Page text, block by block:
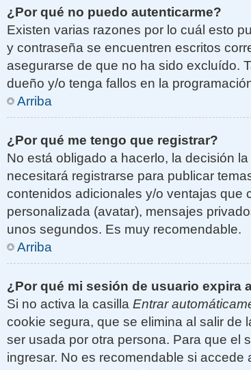
¿Por qué no puedo autenticarme?
Existen varias razones por lo cuál esto
y contraseña se encuentren escritos
asegurarse de que no ha sido excluído.
dueño y/o tenga fallos en la
Arriba
¿Por qué me tengo que registrar?
No está obligado a hacerlo, la decisión
necesitará registrarse para publicar
contenidos adicionales y/o ventajas que
personalizada (avatar), mensajes
unos segundos. Es muy recomendable.
Arriba
¿Por qué mi sesión de usuario expira
Si no activa la casilla Entrar
cookie segura, que se elimina al salir de
ser usada por otra persona. Para que el
ingresar. No es recomendable si